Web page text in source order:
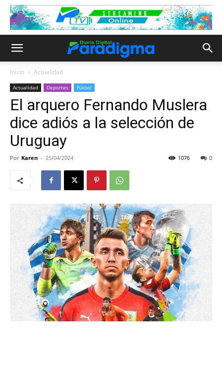
Inicio Actualidad
Actualidad Deportes Fútbol
El arquero Fernando Muslera
dice adiós a la selección de
Uruguay
Por Karen - 25/04/2024 0
1076